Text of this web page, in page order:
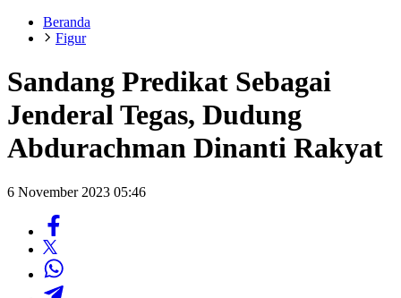
Beranda
Figur
Sandang Predikat Sebagai
Jenderal Tegas, Dudung
Abdurachman Dinanti Rakyat
6 November 2023 05:46